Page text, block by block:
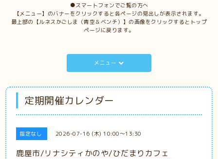
●スマートフォンでご覧の方へ
【メニュー】のバナーをクリックすると各ページの見出しが表示されます。
最上部の【ルネスかごしま（青空＆ベンチ）】の画像をクリックするとトップ
ページに戻ります。
メニュー
定期開催カレンダー
指定なし 2026-07-16 (木) 10:00～13:30
鹿屋市/リナシティかのや/ひだまりカフェ